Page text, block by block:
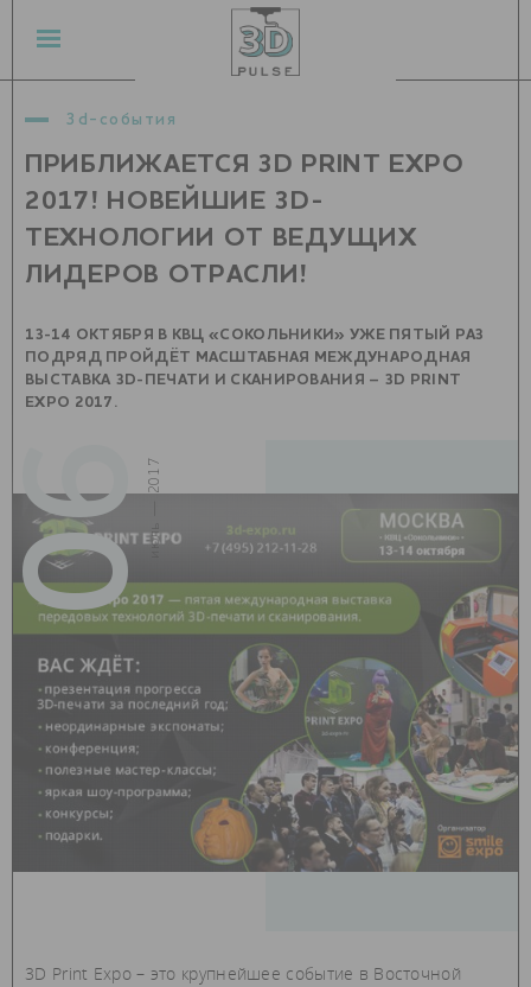
3d-события
ПРИБЛИЖАЕТСЯ 3D PRINT EXPO
2017! НОВЕЙШИЕ 3D-
ТЕХНОЛОГИИ ОТ ВЕДУЩИХ
ЛИДЕРОВ ОТРАСЛИ!
13-14 ОКТЯБРЯ В КВЦ «СОКОЛЬНИКИ» УЖЕ ПЯТЫЙ РАЗ
ПОДРЯД ПРОЙДЁТ МАСШТАБНАЯ МЕЖДУНАРОДНАЯ
ВЫСТАВКА 3D-ПЕЧАТИ И СКАНИРОВАНИЯ – 3D PRINT
EXPO 2017.
06
июль — 2017
3D Print Expo – это крупнейшее событие в Восточной